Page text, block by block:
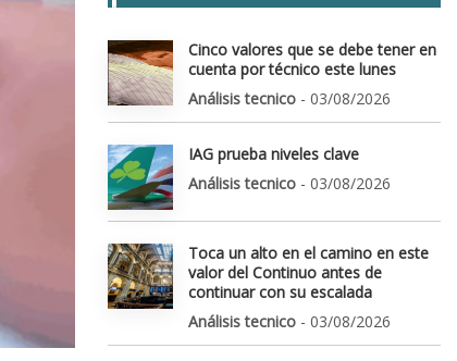
Cinco valores que se debe tener en
cuenta por técnico este lunes
Análisis tecnico - 03/08/2026
IAG prueba niveles clave
Análisis tecnico - 03/08/2026
Toca un alto en el camino en este
valor del Continuo antes de
continuar con su escalada
Análisis tecnico - 03/08/2026